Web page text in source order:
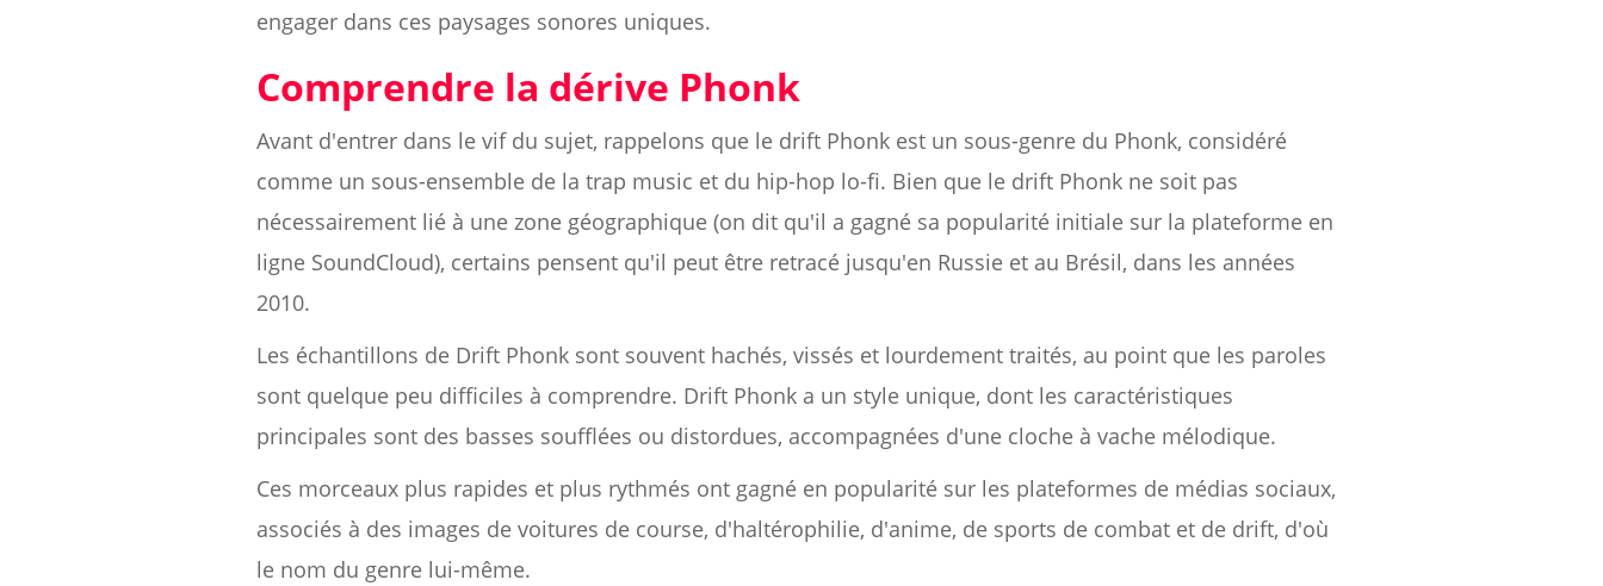
engager dans ces paysages sonores uniques.
Comprendre la dérive Phonk
Avant d'entrer dans le vif du sujet, rappelons que le drift Phonk est un sous-genre du Phonk, considéré
comme un sous-ensemble de la trap music et du hip-hop lo-fi. Bien que le drift Phonk ne soit pas
nécessairement lié à une zone géographique (on dit qu'il a gagné sa popularité initiale sur la plateforme en
ligne SoundCloud), certains pensent qu'il peut être retracé jusqu'en Russie et au Brésil, dans les années
2010.
Les échantillons de Drift Phonk sont souvent hachés, vissés et lourdement traités, au point que les paroles
sont quelque peu difficiles à comprendre. Drift Phonk a un style unique, dont les caractéristiques
principales sont des basses soufflées ou distordues, accompagnées d'une cloche à vache mélodique.
Ces morceaux plus rapides et plus rythmés ont gagné en popularité sur les plateformes de médias sociaux,
associés à des images de voitures de course, d'haltérophilie, d'anime, de sports de combat et de drift, d'où
le nom du genre lui-même.